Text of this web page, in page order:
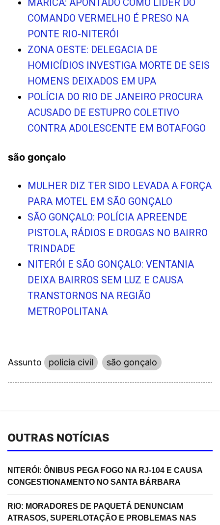
MARICÁ: APONTADO COMO LÍDER DO
COMANDO VERMELHO É PRESO NA
PONTE RIO-NITERÓI
ZONA OESTE: DELEGACIA DE
HOMICÍDIOS INVESTIGA MORTE DE SEIS
HOMENS DEIXADOS EM UPA
POLÍCIA DO RIO DE JANEIRO PROCURA
ACUSADO DE ESTUPRO COLETIVO
CONTRA ADOLESCENTE EM BOTAFOGO
são gonçalo
MULHER DIZ TER SIDO LEVADA A FORÇA
PARA MOTEL EM SÃO GONÇALO
SÃO GONÇALO: POLÍCIA APREENDE
PISTOLA, RÁDIOS E DROGAS NO BAIRRO
TRINDADE
NITERÓI E SÃO GONÇALO: VENTANIA
DEIXA BAIRROS SEM LUZ E CAUSA
TRANSTORNOS NA REGIÃO
METROPOLITANA
Assunto policia civil são gonçalo
OUTRAS NOTÍCIAS
NITERÓI: ÔNIBUS PEGA FOGO NA RJ-104 E CAUSA
CONGESTIONAMENTO NO SANTA BÁRBARA
RIO: MORADORES DE PAQUETÁ DENUNCIAM
ATRASOS, SUPERLOTAÇÃO E PROBLEMAS NAS